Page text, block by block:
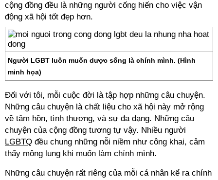
cộng đồng đều là những người cống hiến cho việc vận
động xã hội tốt đẹp hơn.
Người LGBT luôn muốn dược sống là chính mình. (Hình
minh họa)
Đối với tôi, mỗi cuộc đời là tập hợp những câu chuyện.
Những câu chuyện là chất liệu cho xã hội này mở rộng
về tâm hồn, tình thương, và sự đa dạng. Những câu
chuyện của cộng đồng tương tự vậy. Nhiều người
LGBTQ đều chung những nỗi niềm như công khai, cảm
thấy mông lung khi muốn làm chính mình.
Những câu chuyện rất riêng của mỗi cá nhân kể ra chính